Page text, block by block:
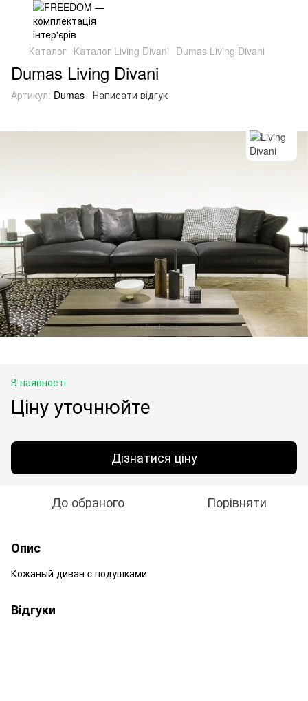
Каталог Каталог Living Divani Dumas Living Divani
Dumas Living Divani
Артикул: Dumas Написати відгук
В наявності
Ціну уточнюйте
Дізнатися ціну
До обраного Порівняти
Опис
Кожаный диван c подушками
Відгуки